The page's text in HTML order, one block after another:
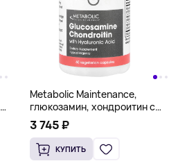
Metabolic Maintenance,
глюкозамин, хондроитин с
гиалуроновой кислотой, 60
вегетарианских капсул
3 745 ₽
КУПИТЬ